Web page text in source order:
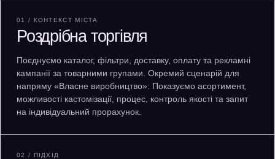
01 / КОНТЕКСТ МІСТА
Роздрібна торгівля
Поєднуємо каталог, фільтри, доставку, оплату та рекламні
кампанії за товарними групами. Окремий сценарій для
напряму «Власне виробництво»: Показуємо асортимент,
можливості кастомізації, процес, контроль якості та запит
на індивідуальний прорахунок.
02 / ПІДХІД